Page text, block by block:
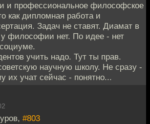
и профессиональное философское
как дипломная работа и
Задач не ставят. Диамат в
у философии нет. По идее - нет
учить надо. Тут ты прав.
научную школу. Не сразу -
их учат сейчас - понятно...
#803